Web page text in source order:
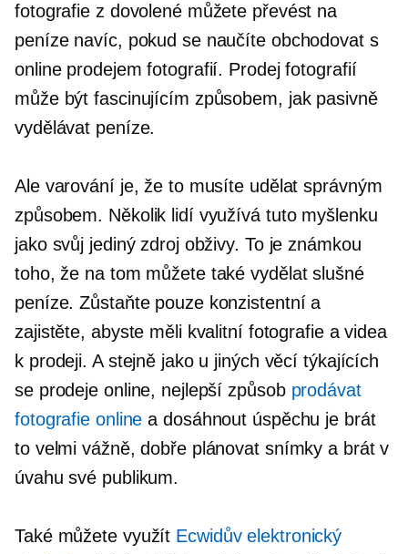
fotografie z dovolené můžete převést na
peníze navíc, pokud se naučíte obchodovat s
online prodejem fotografií. Prodej fotografií
může být fascinujícím způsobem, jak pasivně
vydělávat peníze.
Ale varování je, že to musíte udělat správným
způsobem. Několik lidí využívá tuto myšlenku
jako svůj jediný zdroj obživy. To je známkou
toho, že na tom můžete také vydělat slušné
peníze. Zůstaňte pouze konzistentní a
zajistěte, abyste měli kvalitní fotografie a videa
k prodeji. A stejně jako u jiných věcí týkajících
se prodeje online, nejlepší způsob prodávat
fotografie online a dosáhnout úspěchu je brát
to velmi vážně, dobře plánovat snímky a brát v
úvahu své publikum.
Také můžete využít Ecwidův elektronický